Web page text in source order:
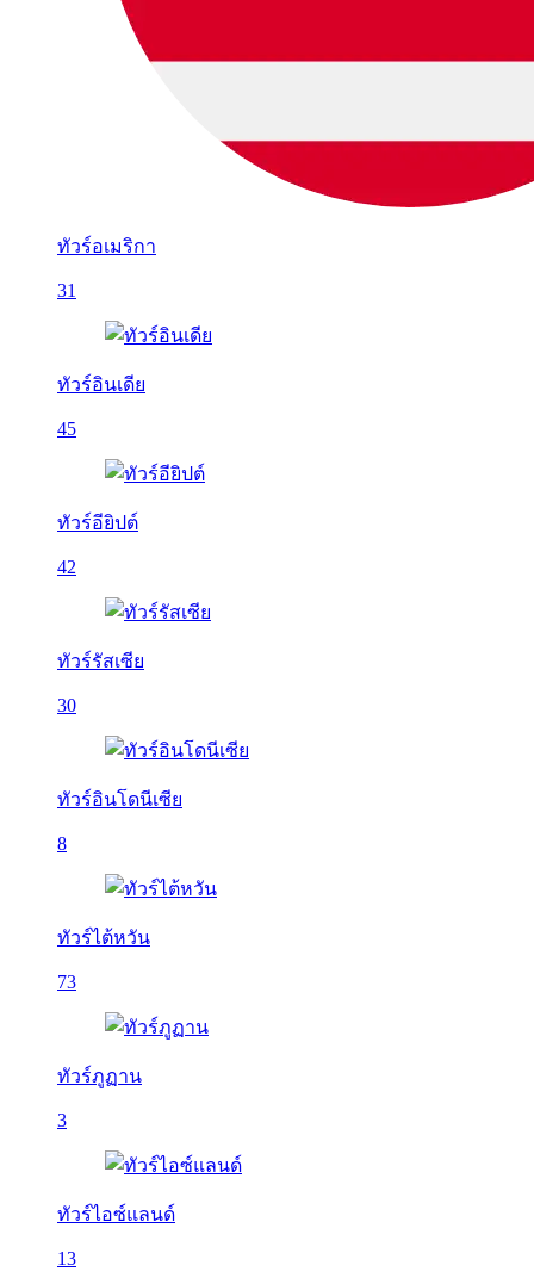
ทัวร์อเมริกา
31
ทัวร์อินเดีย
45
ทัวร์อียิปต์
42
ทัวร์รัสเซีย
30
ทัวร์อินโดนีเซีย
8
ทัวร์ไต้หวัน
73
ทัวร์ภูฏาน
3
ทัวร์ไอซ์แลนด์
13